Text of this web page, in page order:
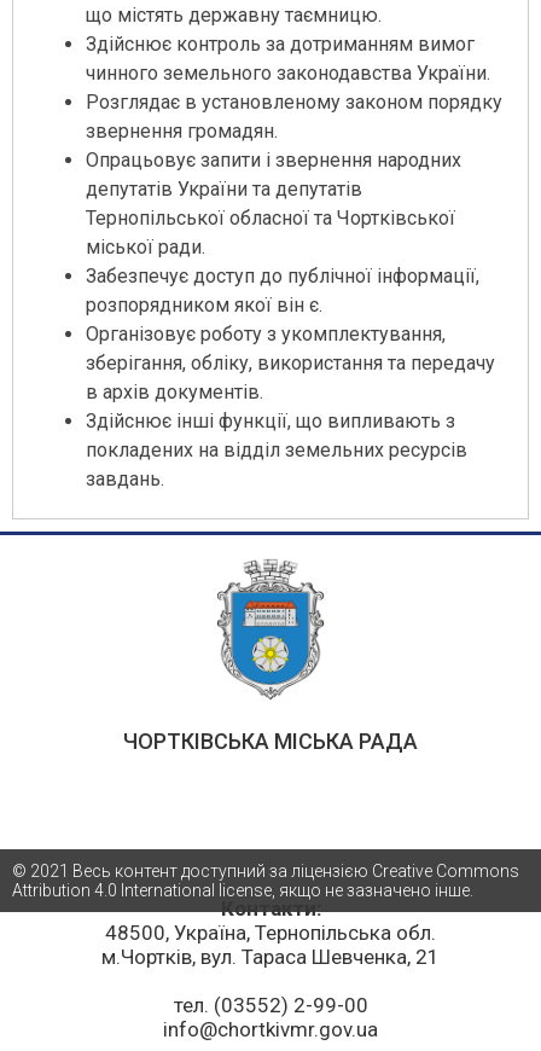
що містять державну таємницю.
Здійснює контроль за дотриманням вимог
чинного земельного законодавства України.
Розглядає в установленому законом порядку
звернення громадян.
Опрацьовує запити і звернення народних
депутатів України та депутатів
Тернопільської обласної та Чортківської
міської ради.
Забезпечує доступ до публічної інформації,
розпорядником якої він є.
Організовує роботу з укомплектування,
зберігання, обліку, використання та передачу
в архів документів.
Здійснює інші функції, що випливають з
покладених на відділ земельних ресурсів
завдань.
ЧОРТКІВСЬКА МІСЬКА РАДА
Контакти:
48500, Україна, Тернопільська обл.
м.Чортків, вул. Тараса Шевченка, 21
тел. (03552) 2-99-00
info@chortkivmr.gov.ua
© 2021 Весь контент доступний за ліцензією Creative Commons
Attribution 4.0 International license, якщо не зазначено інше.